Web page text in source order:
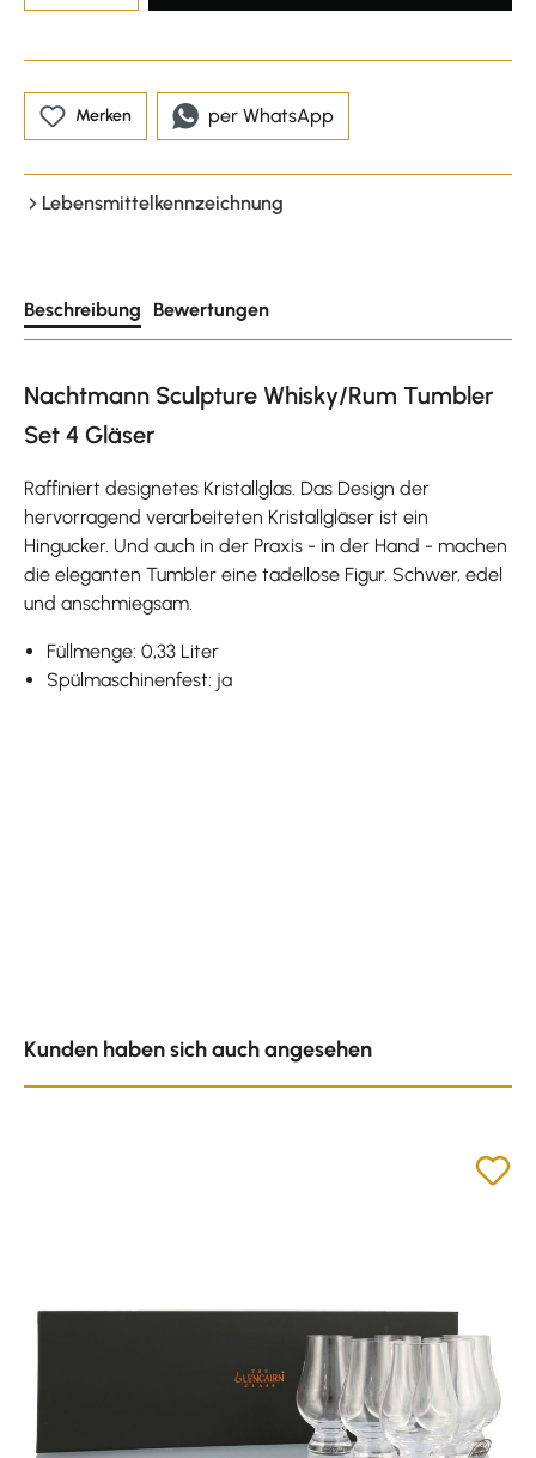
Merken per WhatsApp
Lebensmittelkennzeichnung
Beschreibung Bewertungen
Nachtmann Sculpture Whisky/Rum Tumbler
Set 4 Gläser
Raffiniert designetes Kristallglas. Das Design der
hervorragend verarbeiteten Kristallgläser ist ein
Hingucker. Und auch in der Praxis - in der Hand - machen
die eleganten Tumbler eine tadellose Figur. Schwer, edel
und anschmiegsam.
Füllmenge: 0,33 Liter
Spülmaschinenfest: ja
Kunden haben sich auch angesehen